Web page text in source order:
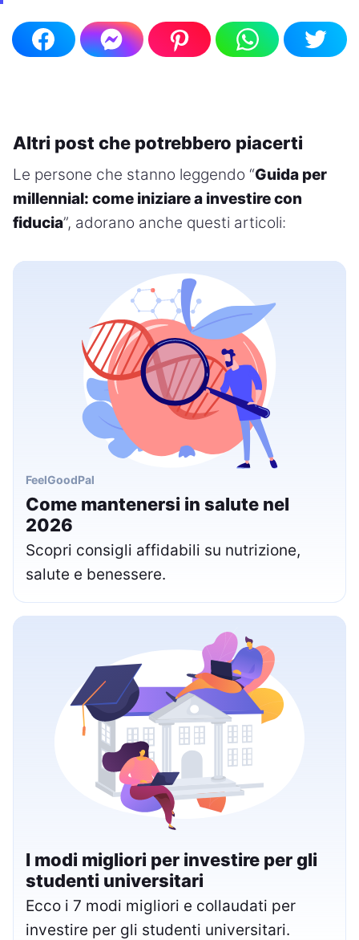
Altri post che potrebbero piacerti
Le persone che stanno leggendo “Guida per
millennial: come iniziare a investire con
fiducia”, adorano anche questi articoli:
FeelGoodPal
Come mantenersi in salute nel
2026
Scopri consigli affidabili su nutrizione,
salute e benessere.
I modi migliori per investire per gli
studenti universitari
Ecco i 7 modi migliori e collaudati per
investire per gli studenti universitari.